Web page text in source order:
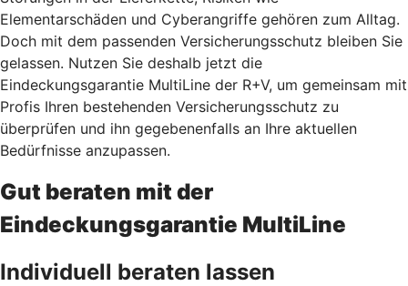
Elementarschäden und Cyberangriffe gehören zum Alltag.
Doch mit dem passenden Versicherungsschutz bleiben Sie
gelassen. Nutzen Sie deshalb jetzt die
Eindeckungsgarantie MultiLine der R+V, um gemeinsam mit
Profis Ihren bestehenden Versicherungsschutz zu
überprüfen und ihn gegebenenfalls an Ihre aktuellen
Bedürfnisse anzupassen.
Gut beraten mit der
Eindeckungsgarantie MultiLine
Individuell beraten lassen